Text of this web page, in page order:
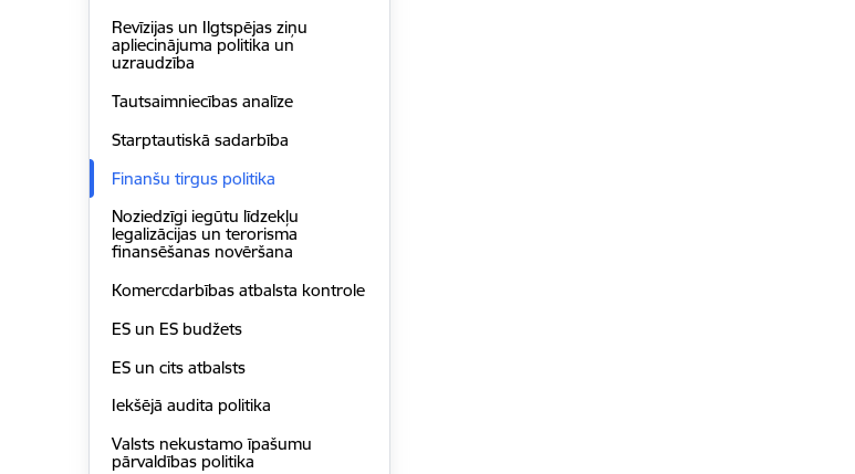
Revīzijas un Ilgtspējas ziņu
apliecinājuma politika un
uzraudzība
Tautsaimniecības analīze
Starptautiskā sadarbība
Finanšu tirgus politika
Noziedzīgi iegūtu līdzekļu
legalizācijas un terorisma
finansēšanas novēršana
Komercdarbības atbalsta kontrole
ES un ES budžets
ES un cits atbalsts
Iekšējā audita politika
Valsts nekustamo īpašumu
pārvaldības politika